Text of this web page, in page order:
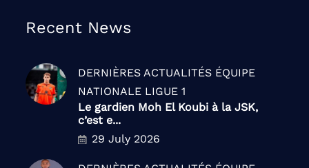
Recent News
DERNIÈRES ACTUALITÉS ÉQUIPE
NATIONALE LIGUE 1
Le gardien Moh El Koubi à la JSK,
c’est e...
29 July 2026